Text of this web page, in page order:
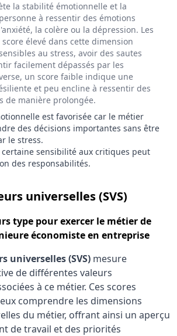
la stabilité émotionnelle et la
à ressentir des émotions
la colère ou la dépression. Les
élevé dans cette dimension
au stress, avoir des sautes
facilement dépassés par les
un score faible indique une
et peu encline à ressentir des
de manière prolongée.
est favorisée car le métier
des décisions importantes sans être
le stress.
certaine sensibilité aux critiques peut
des responsabilités.
universelles (SVS)
type pour exercer le métier de
économiste en entreprise
universelles (SVS) mesure
de différentes valeurs
à ce métier. Ces scores
comprendre les dimensions
du métier, offrant ainsi un aperçu
de travail et des priorités